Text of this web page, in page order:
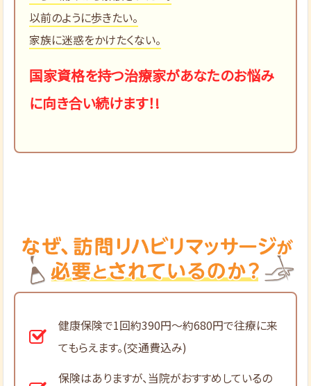
以前のように歩きたい。
家族に迷惑をかけたくない。
国家資格を持つ治療家があなたのお悩み
に向き合い続けます！!
健康保険で1回約390円～約680円で往療に来
てもらえます。(交通費込み)
保険はありますが、当院がおすすめしているの